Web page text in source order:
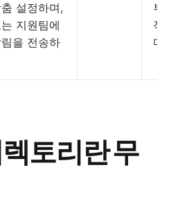
설정하며,
지원팀에
을 전송하
부
작
다
토리란 무